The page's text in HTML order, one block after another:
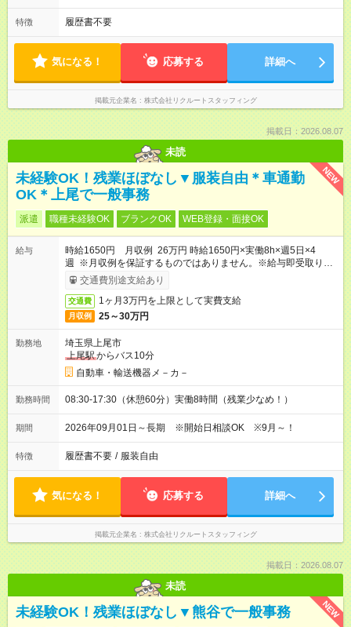
特徴 履歴書不要
気になる！ 応募する 詳細へ
掲載元企業名 株式会社リクルートスタッフィング
掲載日：2026.08.07
未読
NEW
未経験OK！残業ほぼなし▼服装自由＊車通勤
OK＊上尾で一般事務
派遣 職種未経験OK ブランクOK WEB登録・面接OK
給与
時給1650円 月収例 26万円 時給1650円×実働8h×週5日×4
週 ※月収例を保証するものではありません。※給与即受取りサ
ービス利用可（利用条件有）
交通費別途支給あり
交通費 1ヶ月3万円を上限として実費支給
月収例 25～30万円
勤務地
埼玉県上尾市
上尾駅からバス10分
自動車・輸送機器メ－カ－
勤務時間 08:30-17:30（休憩60分）実働8時間（残業少なめ！）
期間 2026年09月01日～長期 ※開始日相談OK ※9月～！
特徴 履歴書不要 / 服装自由
気になる！ 応募する 詳細へ
掲載元企業名 株式会社リクルートスタッフィング
掲載日：2026.08.07
未読
NEW
未経験OK！残業ほぼなし▼熊谷で一般事務